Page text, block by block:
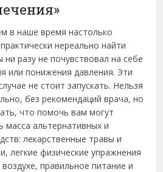
в наше время настолько
нереально найти
разу не почувствовал на себе
или понижения давления. Эти
не стоит запускать. Нельзя
без рекомендаций врача, но
что помочь вам могут
масса альтернативных и
лекарственные травы и
легкие физические упражнения
правильное питание и